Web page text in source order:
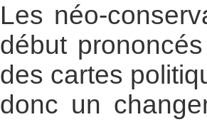
Les néo-
début
des cartes
donc un